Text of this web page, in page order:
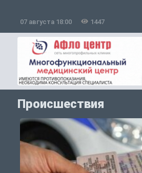
07 августа 18:00 1447
Происшествия